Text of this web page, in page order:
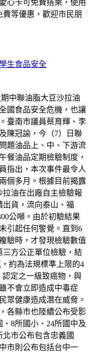
心卡可免費搭乘，使用
等優惠，歡迎市民朋
生食品安全
中聯油脂大豆沙拉油
國食品安全危機，也讓
臺南市議員蔡育輝、李
陳冠諭，今（7）日聯
題油品上、中、下游流
餐油品定期檢驗制度，
指出，本次事件最令人
個多月。根據目前揭露
油在出廠自主檢驗報
出貨，流向泰山、福
公噸。由於初驗結果
引起任何警覺。直到6
驗時，才發現檢驗數值
三方公正單位檢驗，結
約為法規標準上限的4
定之一級致癌物，與
不會立即造成中毒症
眾健康造成潛在威脅。
各縣市也陸續公布受影
8所國小、24所國中及
市公布包含忠義國
市則公布包括台中一